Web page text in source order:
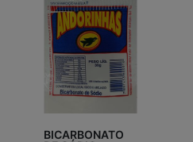
BICARBONATO